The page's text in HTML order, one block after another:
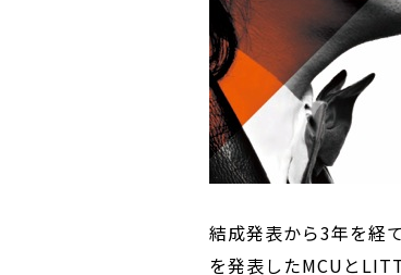
結成発表から3年を経
を発表したMCUと